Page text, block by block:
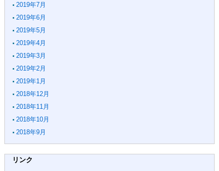
2019年7月
2019年6月
2019年5月
2019年4月
2019年3月
2019年2月
2019年1月
2018年12月
2018年11月
2018年10月
2018年9月
リンク